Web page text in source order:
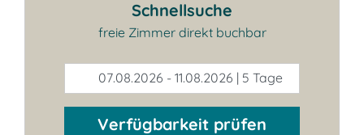
Schnellsuche
freie Zimmer direkt buchbar
07.08.2026 - 11.08.2026 | 5 Tage
Verfügbarkeit prüfen